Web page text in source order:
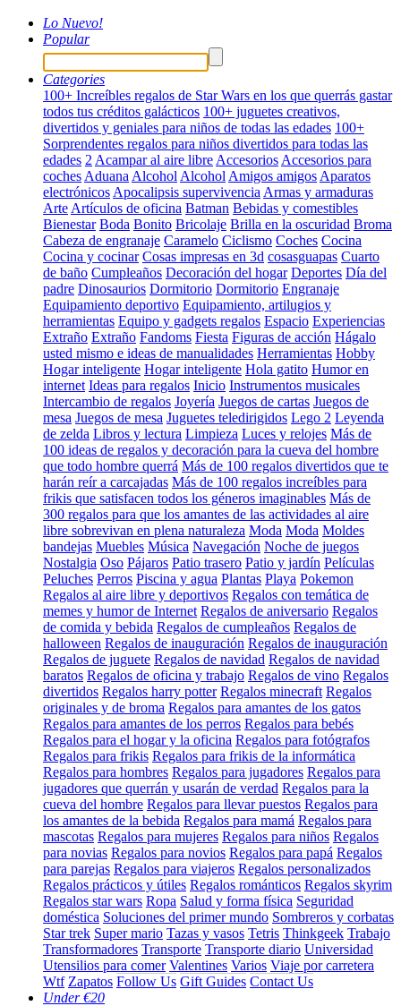
Lo Nuevo!
Popular
Categories
100+ Increíbles regalos de Star Wars en los que querrás gastar
todos tus créditos galácticos 100+ juguetes creativos,
divertidos y geniales para niños de todas las edades 100+
Sorprendentes regalos para niños divertidos para todas las
edades 2 Acampar al aire libre Accesorios Accesorios para
coches Aduana Alcohol Alcohol Amigos amigos Aparatos
electrónicos Apocalipsis supervivencia Armas y armaduras
Arte Artículos de oficina Batman Bebidas y comestibles
Bienestar Boda Bonito Bricolaje Brilla en la oscuridad Broma
Cabeza de engranaje Caramelo Ciclismo Coches Cocina
Cocina y cocinar Cosas impresas en 3d cosasguapas Cuarto
de baño Cumpleaños Decoración del hogar Deportes Día del
padre Dinosaurios Dormitorio Dormitorio Engranaje
Equipamiento deportivo Equipamiento, artilugios y
herramientas Equipo y gadgets regalos Espacio Experiencias
Extraño Extraño Fandoms Fiesta Figuras de acción Hágalo
usted mismo e ideas de manualidades Herramientas Hobby
Hogar inteligente Hogar inteligente Hola gatito Humor en
internet Ideas para regalos Inicio Instrumentos musicales
Intercambio de regalos Joyería Juegos de cartas Juegos de
mesa Juegos de mesa Juguetes teledirigidos Lego 2 Leyenda
de zelda Libros y lectura Limpieza Luces y relojes Más de
100 ideas de regalos y decoración para la cueva del hombre
que todo hombre querrá Más de 100 regalos divertidos que te
harán reír a carcajadas Más de 100 regalos increíbles para
frikis que satisfacen todos los géneros imaginables Más de
300 regalos para que los amantes de las actividades al aire
libre sobrevivan en plena naturaleza Moda Moda Moldes
bandejas Muebles Música Navegación Noche de juegos
Nostalgia Oso Pájaros Patio trasero Patio y jardín Películas
Peluches Perros Piscina y agua Plantas Playa Pokemon
Regalos al aire libre y deportivos Regalos con temática de
memes y humor de Internet Regalos de aniversario Regalos
de comida y bebida Regalos de cumpleaños Regalos de
halloween Regalos de inauguración Regalos de inauguración
Regalos de juguete Regalos de navidad Regalos de navidad
baratos Regalos de oficina y trabajo Regalos de vino Regalos
divertidos Regalos harry potter Regalos minecraft Regalos
originales y de broma Regalos para amantes de los gatos
Regalos para amantes de los perros Regalos para bebés
Regalos para el hogar y la oficina Regalos para fotógrafos
Regalos para frikis Regalos para frikis de la informática
Regalos para hombres Regalos para jugadores Regalos para
jugadores que querrán y usarán de verdad Regalos para la
cueva del hombre Regalos para llevar puestos Regalos para
los amantes de la bebida Regalos para mamá Regalos para
mascotas Regalos para mujeres Regalos para niños Regalos
para novias Regalos para novios Regalos para papá Regalos
para parejas Regalos para viajeros Regalos personalizados
Regalos prácticos y útiles Regalos románticos Regalos skyrim
Regalos star wars Ropa Salud y forma física Seguridad
doméstica Soluciones del primer mundo Sombreros y corbatas
Star trek Super mario Tazas y vasos Tetris Thinkgeek Trabajo
Transformadores Transporte Transporte diario Universidad
Utensilios para comer Valentines Varios Viaje por carretera
Wtf Zapatos Follow Us Gift Guides Contact Us
Under €20